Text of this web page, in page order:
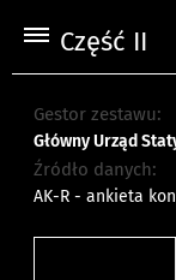
Część II
Gestor zestawu:
Główny Urząd
Źródło danych:
AK-R - ankieta